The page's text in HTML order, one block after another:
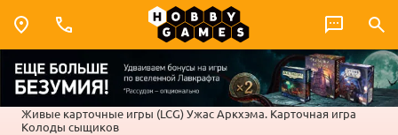
Живые карточные игры (LCG)Ужас Аркхэма. Карточная игра
Колоды сыщиков